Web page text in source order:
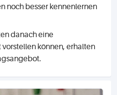
noch besser kennenlernen
danach eine
können, erhalten